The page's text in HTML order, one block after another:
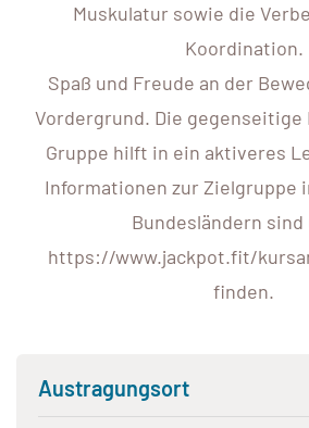
Muskulatur sowie die
Koordination.
Spaß und Freude an der
Vordergrund. Die
Gruppe hilft in ein aktiveres
Informationen zur Zielgruppe
Bundesländern
https://www.jackpot.fit/
finden.
Austragungsort